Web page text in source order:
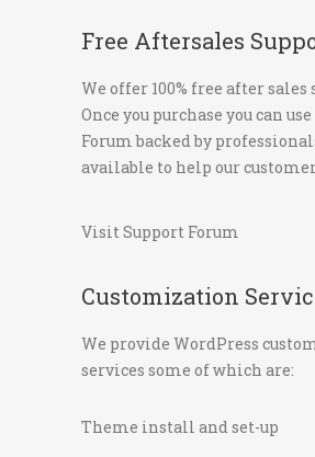
Free Aftersales
We offer 100% free after sales
Once you purchase you can
Forum backed by
available to help our
Visit Support Forum
Customization
We provide WordPress
services some of which are:
Theme install and set-up